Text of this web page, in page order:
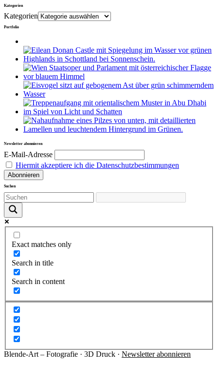
Kategorien
Kategorien
Portfolio
Newsletter abonnieren
E-Mail-Adresse
Hiermit akzeptiere ich die Datenschutzbestimmungen
Suchen
Exact matches only
Search in title
Search in content
Blende-Art – Fotografie · 3D Druck · Newsletter abonnieren